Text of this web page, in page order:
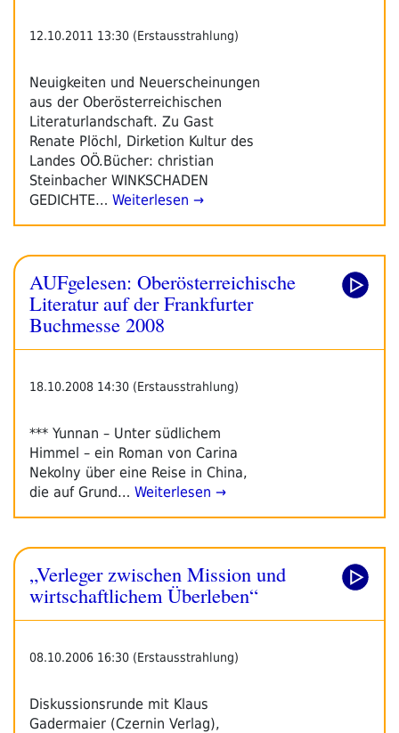
12.10.2011 13:30 (Erstausstrahlung)
Neuigkeiten und Neuerscheinungen
aus der Oberösterreichischen
Literaturlandschaft. Zu Gast
Renate Plöchl, Dirketion Kultur des
Landes OÖ.Bücher: christian
Steinbacher WINKSCHADEN
GEDICHTE… Weiterlesen →
AUFgelesen: Oberösterreichische
Literatur auf der Frankfurter
Buchmesse 2008
18.10.2008 14:30 (Erstausstrahlung)
*** Yunnan – Unter südlichem
Himmel – ein Roman von Carina
Nekolny über eine Reise in China,
die auf Grund… Weiterlesen →
„Verleger zwischen Mission und
wirtschaftlichem Überleben“
08.10.2006 16:30 (Erstausstrahlung)
Diskussionsrunde mit Klaus
Gadermaier (Czernin Verlag),